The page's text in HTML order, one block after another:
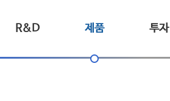
R&D 제품 투자